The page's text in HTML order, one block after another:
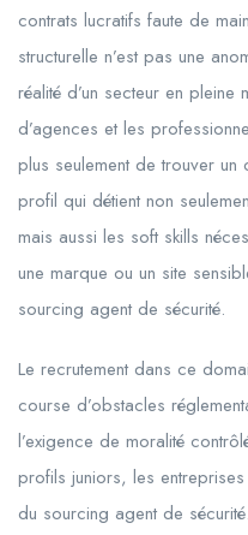
contrats lucratifs faute de
structurelle n’est pas une
réalité d’un secteur en pleine
d’agences et les
plus seulement de trouver
profil qui détient non
mais aussi les soft skills
une marque ou un site
sourcing agent de sécurité.
Le recrutement dans ce
course d’obstacles
l’exigence de moralité
profils juniors, les
du sourcing agent de